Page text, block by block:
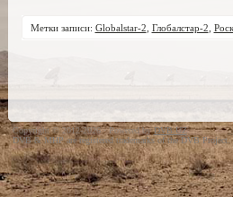
Метки записи: Globalstar-2 Глобалстар-2
Copyright © 2012-2026 · Powered byDVB.UZ
DVB & MHP are registered trademarks of the DVB Project.